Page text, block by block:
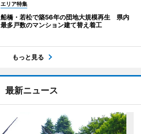
エリア特集
船橋・若松で築56年の団地大規模再生 県内
最多戸数のマンション建て替え着工
もっと見る
最新ニュース